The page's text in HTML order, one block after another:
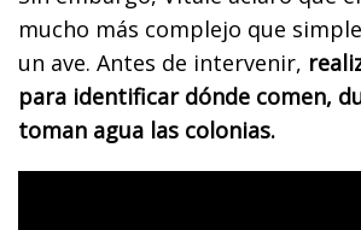
mucho más complejo que
un ave. Antes de intervenir,
para identificar dónde comen,
toman agua las colonias.